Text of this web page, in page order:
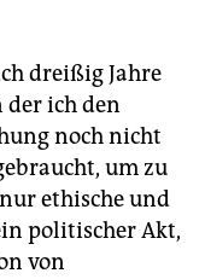
dreißig Jahre
ich den
noch nicht
um zu
ethische und
politischer Akt,
von